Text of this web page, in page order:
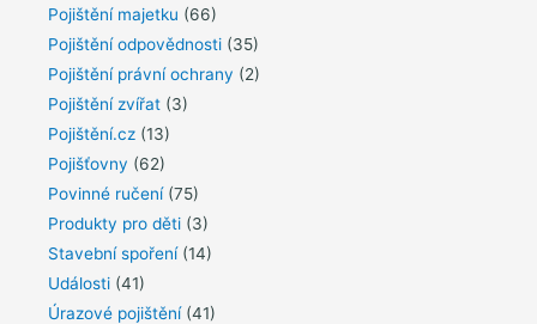
Pojištění majetku (66)
Pojištění odpovědnosti (35)
Pojištění právní ochrany (2)
Pojištění zvířat (3)
Pojištění.cz (13)
Pojišťovny (62)
Povinné ručení(75)
Produkty pro děti (3)
Stavební spoření(14)
Události (41)
Úrazové pojištění(41)